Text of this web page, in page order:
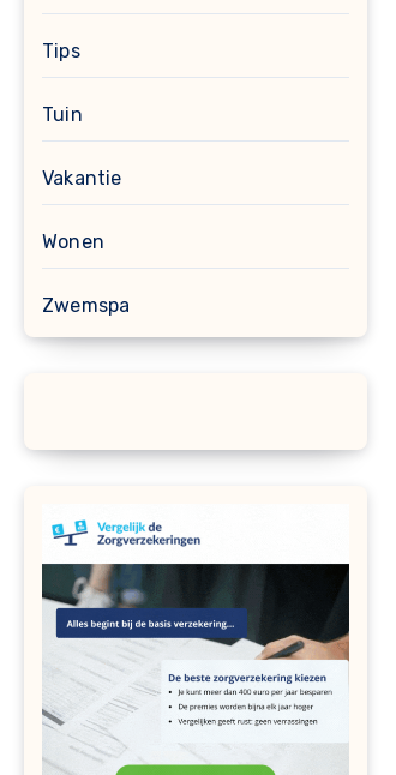
Tips
Tuin
Vakantie
Wonen
Zwemspa